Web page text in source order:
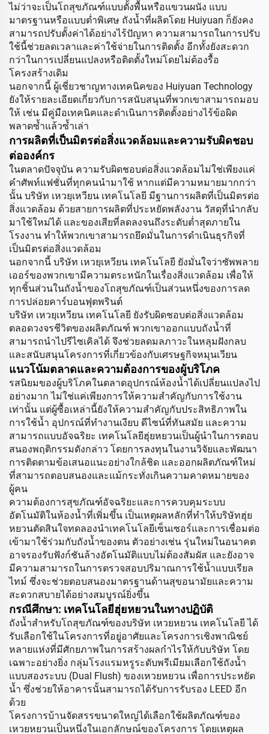
ไม่ว่าจะเป็นโถสุขภัณฑ์แบบตั้งพื้นหรือแขวนผนัง แบบ
มาตรฐานหรือแบบต่ำพิเศษ ถังน้ำที่ผลิตโดย Huiyuan ก็ยังคง
สามารถปรับตั้งค่าได้อย่างไร้ปัญหา ความสามารถในการปรับ
ใช้นี้ช่วยลดเวลาและค่าใช้จ่ายในการติดตั้ง อีกทั้งยังสะดวก
กว่าในการเปลี่ยนแปลงหรือติดตั้งใหม่โดยไม่ต้องรื้อ
โครงสร้างเดิม
นอกจากนี้ ผู้เชี่ยวชาญทางเทคนิคของ Huiyuan Technology
ยังให้รายละเอียดเกี่ยวกับการสนับสนุนที่พวกเขาสามารถมอบ
ให้ เช่น มีคู่มือเทคนิคและดำเนินการติดตั้งอย่างไร้ข้อผิด
พลาดซ้ำแล้วซ้ำเล่า
การผลิตที่เป็นมิตรต่อสิ่งแวดล้อมและความรับผิดชอบ
ต่อองค์กร
ในตลาดปัจจุบัน ความรับผิดชอบต่อสิ่งแวดล้อมไม่ใช่เพียงแค่
คำศัพท์แฟชั่นที่ทุกคนนำมาใช้ หากแต่มีความหมายมากกว่า
นั้น บริษัท เหวยฺเหวียน เทคโนโลยี มีฐานการผลิตที่เป็นมิตรต่อ
สิ่งแวดล้อม ด้วยสายการผลิตที่ประหยัดพลังงาน วัสดุที่นำกลับ
มาใช้ใหม่ได้ และของเสียที่ลดลงจนถึงระดับต่ำสุดภายใน
โรงงาน ทำให้พวกเขาสามารถยึดมั่นในการดำเนินธุรกิจที่
เป็นมิตรต่อสิ่งแวดล้อม
นอกจากนี้ บริษัท เหวยฺเหวียน เทคโนโลยี ยังมั่นใจว่าซัพพลาย
เออร์ของพวกเขามีความตระหนักในเรื่องสิ่งแวดล้อม เพื่อให้
ทุกชิ้นส่วนในถังน้ำของโถสุขภัณฑ์เป็นส่วนหนึ่งของการลด
การปล่อยคาร์บอนฟุตพรินต์
บริษัท เหวยฺเหวียน เทคโนโลยี ยังรับผิดชอบต่อสิ่งแวดล้อม
ตลอดวงจรชีวิตของผลิตภัณฑ์ พวกเขาออกแบบถังน้ำที่
สามารถนำไปรีไซเคิลได้ จึงช่วยลดมลภาวะในหลุมฝังกลบ
และสนับสนุนโครงการที่เกี่ยวข้องกับเศรษฐกิจหมุนเวียน
แนวโน้มตลาดและความต้องการของผู้บริโภค
รสนิยมของผู้บริโภคในตลาดอุปกรณ์ห้องน้ำได้เปลี่ยนแปลงไป
อย่างมาก ไม่ใช่แค่เพียงการให้ความสำคัญกับการใช้งาน
เท่านั้น แต่ผู้ซื้อเหล่านี้ยังให้ความสำคัญกับประสิทธิภาพใน
การใช้น้ำ อุปกรณ์ที่ทำงานเงียบ ดีไซน์ที่ทันสมัย และความ
สามารถแบบอัจฉริยะ เทคโนโลยีฮุ่ยหยวนเป็นผู้นำในการตอบ
สนองพฤติกรรมดังกล่าว โดยการลงทุนในงานวิจัยและพัฒนา
การติดตามข้อเสนอแนะอย่างใกล้ชิด และออกผลิตภัณฑ์ใหม่
ที่สามารถตอบสนองและแม้กระทั่งเกินความคาดหมายของ
ผู้คน
ความต้องการสุขภัณฑ์อัจฉริยะและการควบคุมระบบ
อัตโนมัติในห้องน้ำที่เพิ่มขึ้น เป็นเหตุผลหลักที่ทำให้บริษัทฮุ่ย
หยวนตัดสินใจทดลองนำเทคโนโลยีเซ็นเซอร์และการเชื่อมต่อ
เข้ามาใช้ร่วมกับถังน้ำของตน ตัวอย่างเช่น รุ่นใหม่ในอนาคต
อาจรองรับฟังก์ชันล้างอัตโนมัติแบบไม่ต้องสัมผัส และยังอาจ
มีความสามารถในการตรวจสอบปริมาณการใช้น้ำแบบเรียล
ไทม์ ซึ่งจะช่วยตอบสนองมาตรฐานด้านสุขอนามัยและความ
สะดวกสบายได้อย่างสมบูรณ์ยิ่งขึ้น
กรณีศึกษา: เทคโนโลยีฮุ่ยหยวนในทางปฏิบัติ
ถังน้ำสำหรับโถสุขภัณฑ์ของบริษัท เหวยหยวน เทคโนโลยี ได้
รับเลือกใช้ในโครงการที่อยู่อาศัยและโครงการเชิงพาณิชย์
หลายแห่งที่มีศักยภาพในการสร้างผลกำไรให้กับบริษัท โดย
เฉพาะอย่างยิ่ง กลุ่มโรงแรมหรูระดับพรีเมียมเลือกใช้ถังน้ำ
แบบสองระบบ (Dual Flush) ของเหวยหยวน เพื่อการประหยัด
น้ำ ซึ่งช่วยให้อาคารนั้นสามารถได้รับการรับรอง LEED อีก
ด้วย
โครงการบ้านจัดสรรขนาดใหญ่ได้เลือกใช้ผลิตภัณฑ์ของ
เหวยหยวนเป็นหนึ่งในเอกลักษณ์ของโครงการ โดยเหตุผล